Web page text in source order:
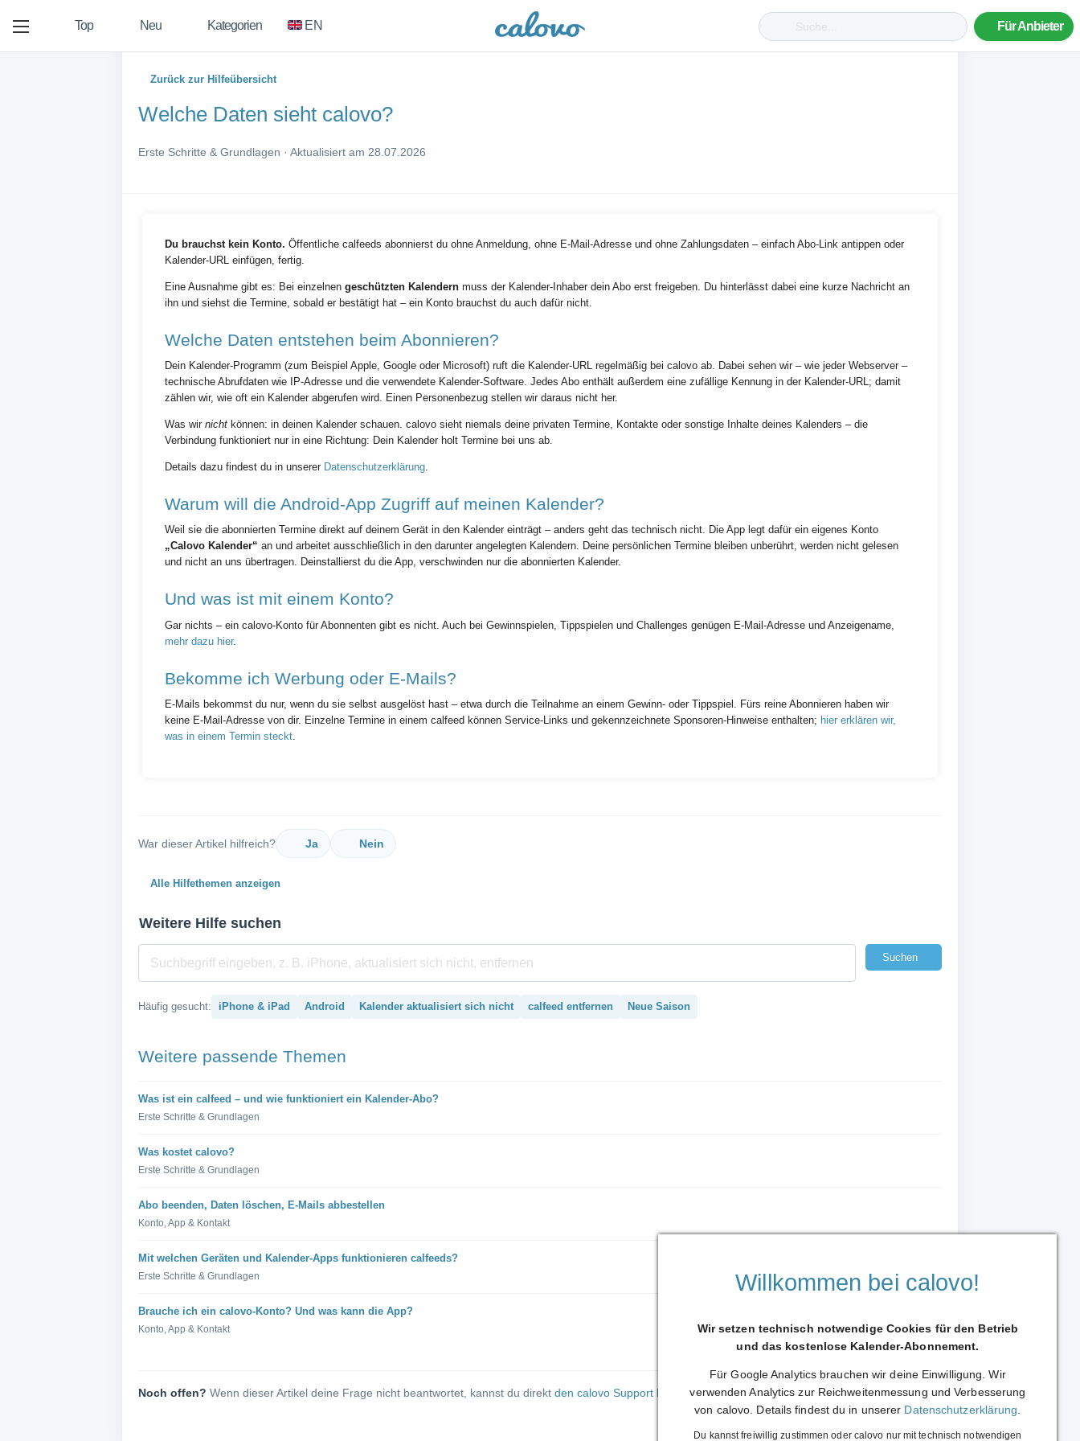
Top Neu Kategorien EN Für Anbieter
Zurück zur Hilfeübersicht
Welche Daten sieht calovo?
Erste Schritte & Grundlagen · Aktualisiert am 28.07.2026
Du brauchst kein Konto. Öffentliche calfeeds abonnierst du ohne Anmeldung, ohne E-Mail-Adresse und ohne Zahlungsdaten – einfach Abo-Link antippen oder
Kalender-URL einfügen, fertig.
Eine Ausnahme gibt es: Bei einzelnen geschützten Kalendern muss der Kalender-Inhaber dein Abo erst freigeben. Du hinterlässt dabei eine kurze Nachricht an
ihn und siehst die Termine, sobald er bestätigt hat – ein Konto brauchst du auch dafür nicht.
Welche Daten entstehen beim Abonnieren?
Dein Kalender-Programm (zum Beispiel Apple, Google oder Microsoft) ruft die Kalender-URL regelmäßig bei calovo ab. Dabei sehen wir – wie jeder Webserver –
technische Abrufdaten wie IP-Adresse und die verwendete Kalender-Software. Jedes Abo enthält außerdem eine zufällige Kennung in der Kalender-URL; damit
zählen wir, wie oft ein Kalender abgerufen wird. Einen Personenbezug stellen wir daraus nicht her.
Was wir nicht können: in deinen Kalender schauen. calovo sieht niemals deine privaten Termine, Kontakte oder sonstige Inhalte deines Kalenders – die
Verbindung funktioniert nur in eine Richtung: Dein Kalender holt Termine bei uns ab.
Details dazu findest du in unserer Datenschutzerklärung
Warum will die Android-App Zugriff auf meinen Kalender?
Weil sie die abonnierten Termine direkt auf deinem Gerät in den Kalender einträgt – anders geht das technisch nicht. Die App legt dafür ein eigenes Konto
„Calovo Kalender“ an und arbeitet ausschließlich in den darunter angelegten Kalendern. Deine persönlichen Termine bleiben unberührt, werden nicht gelesen
und nicht an uns übertragen. Deinstallierst du die App, verschwinden nur die abonnierten Kalender.
Und was ist mit einem Konto?
Gar nichts – ein calovo-Konto für Abonnenten gibt es nicht. Auch bei Gewinnspielen, Tippspielen und Challenges genügen E-Mail-Adresse und Anzeigename,
mehr dazu hier.
Bekomme ich Werbung oder E-Mails?
E-Mails bekommst du nur, wenn du sie selbst ausgelöst hast – etwa durch die Teilnahme an einem Gewinn- oder Tippspiel. Fürs reine Abonnieren haben wir
keine E-Mail-Adresse von dir. Einzelne Termine in einem calfeed können Service-Links und gekennzeichnete Sponsoren-Hinweise enthalten; hier erklären wir,
was in einem Termin steckt.
War dieser Artikel hilfreich? Ja Nein
Alle Hilfethemen anzeigen
Weitere Hilfe suchen
Suchen
Häufig gesucht: iPhone & iPad Android Kalender aktualisiert sich nicht calfeed entfernen Neue Saison
Weitere passende Themen
Was ist ein calfeed – und wie funktioniert ein Kalender-Abo?
Erste Schritte & Grundlagen
Was kostet calovo?
Erste Schritte & Grundlagen
Abo beenden, Daten löschen, E-Mails abbestellen
Konto, App & Kontakt
Mit welchen Geräten und Kalender-Apps funktionieren calfeeds?
Erste Schritte & Grundlagen
Brauche ich ein calovo-Konto? Und was kann die App?
Konto, App & Kontakt
Noch offen? Wenn dieser Artikel deine Frage nicht beantwortet, kannst du direkt den calovo Support kontaktieren– der Artikel wird automatisch mitgeschickt.
Willkommen bei calovo!
Wir setzen technisch notwendige Cookies für den Betrieb
und das kostenlose Kalender-Abonnement.
Für Google Analytics brauchen wir deine Einwilligung. Wir
verwenden Analytics zur Reichweitenmessung und Verbesserung
von calovo. Details findest du in unserer Datenschutzerklärung
Du kannst freiwillig zustimmen oder calovo nur mit technisch notwendigen